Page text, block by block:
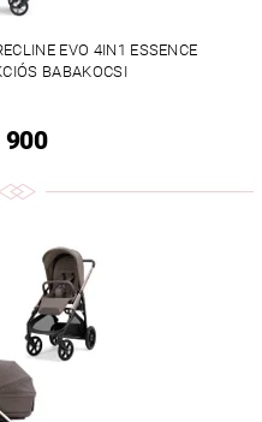
EVO 4IN1 ESSENCE
BABAKOCSI
900